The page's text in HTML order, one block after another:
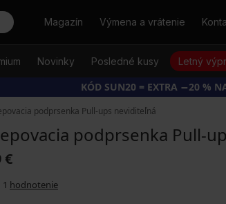
HľadaťMagazín Výmena a vrátenie
Novinky Posledné kusy Letný
KÓD SUN20 = EXTRA −20 %
podprsenka Pull-ups neviditeľná
podprsenka Pull-
€
1 hodnotenie